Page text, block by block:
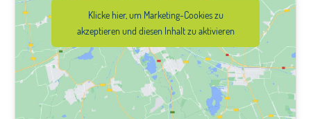
Klicke hier, um Marketing-Cookies zu
akzeptieren und diesen Inhalt zu aktivieren